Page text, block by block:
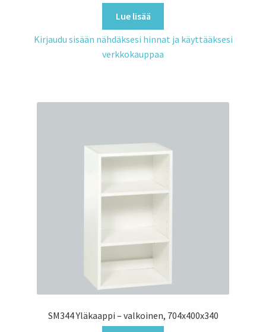
Lue lisää
Kirjaudu sisään nähdäksesi hinnat ja käyttääksesi
verkkokauppaa
SM344 Yläkaappi – valkoinen, 704x400x340